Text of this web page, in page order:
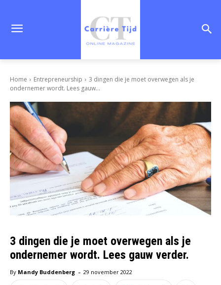
Home Entrepreneurship
3 dingen die je moet overwegen als je
ondernemer wordt. Lees gauw...
3 dingen die je moet overwegen als je
ondernemer wordt. Lees gauw verder.
By Mandy Buddenberg - 29 november 2022